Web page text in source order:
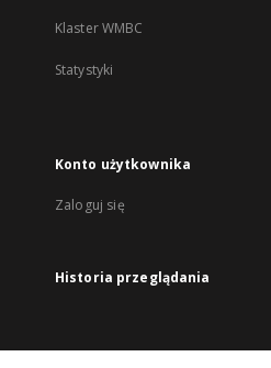
Klaster WMBC
Statystyki
Konto użytkownika
Zaloguj się
Historia przeglądania